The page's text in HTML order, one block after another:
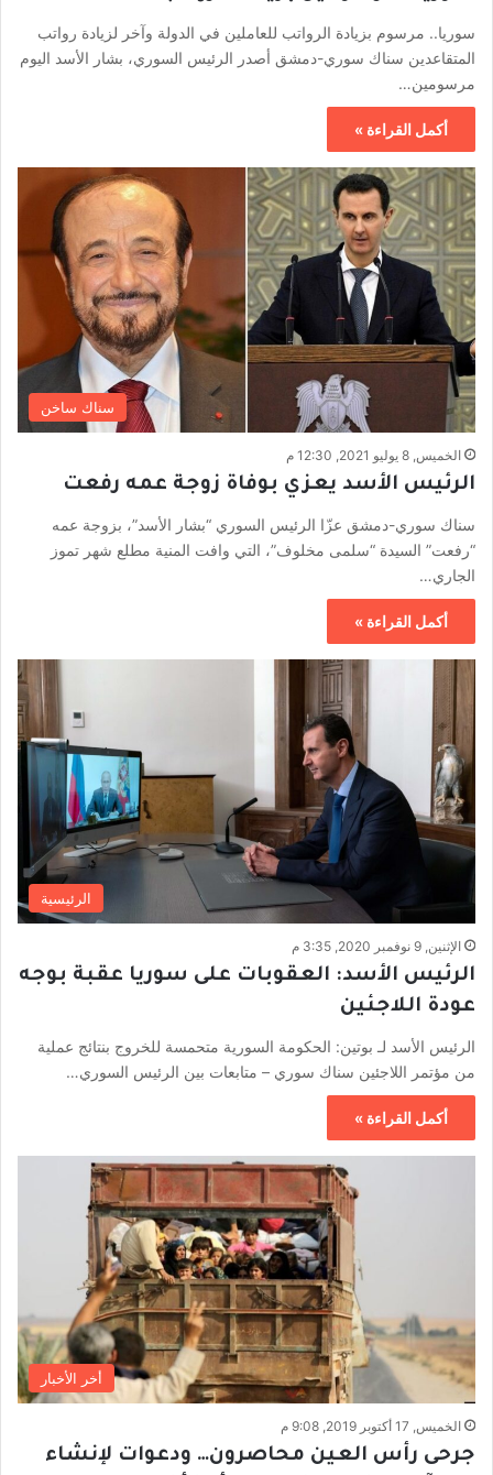
سوريا.. مرسوم بزيادة الرواتب للعاملين في الدولة وآخر لزيادة رواتب
المتقاعدين سناك سوري-دمشق أصدر الرئيس السوري، بشار الأسد اليوم
مرسومين…
أكمل القراءة »
سناك ساخن
الخميس, 8 يوليو 2021, 12:30 م
الرئيس الأسد يعزي بوفاة زوجة عمه رفعت
سناك سوري-دمشق عزّا الرئيس السوري “بشار الأسد”، بزوجة عمه
“رفعت” السيدة “سلمى مخلوف”، التي وافت المنية مطلع شهر تموز
الجاري…
أكمل القراءة »
الرئيسية
الإثنين, 9 نوفمبر 2020, 3:35 م
الرئيس الأسد: العقوبات على سوريا عقبة بوجه
عودة اللاجئين
الرئيس الأسد لـ بوتين: الحكومة السورية متحمسة للخروج بنتائج عملية
من مؤتمر اللاجئين سناك سوري – متابعات بين الرئيس السوري…
أكمل القراءة »
أخر الأخبار
الخميس, 17 أكتوبر 2019, 9:08 م
جرحى رأس العين محاصرون… ودعوات لإنشاء